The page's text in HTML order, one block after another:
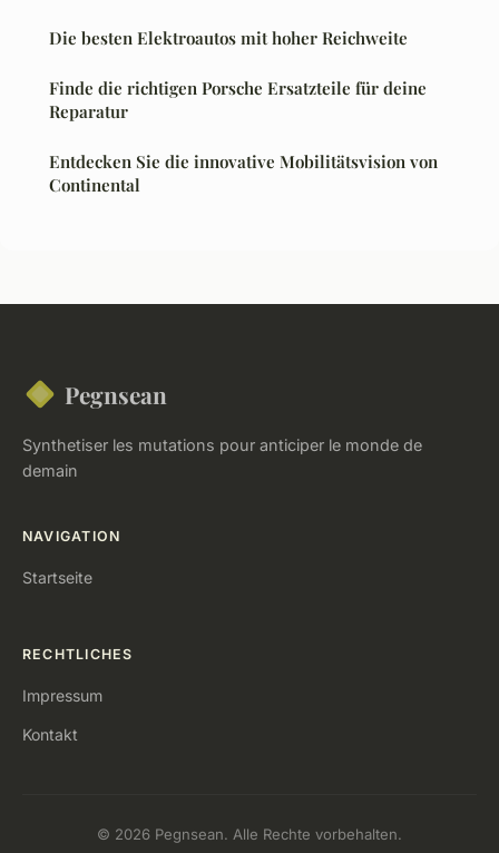
Die besten Elektroautos mit hoher Reichweite
Finde die richtigen Porsche Ersatzteile für deine
Reparatur
Entdecken Sie die innovative Mobilitätsvision von
Continental
Pegnsean
Synthetiser les mutations pour anticiper le monde de
demain
NAVIGATION
Startseite
RECHTLICHES
Impressum
Kontakt
© 2026 Pegnsean. Alle Rechte vorbehalten.